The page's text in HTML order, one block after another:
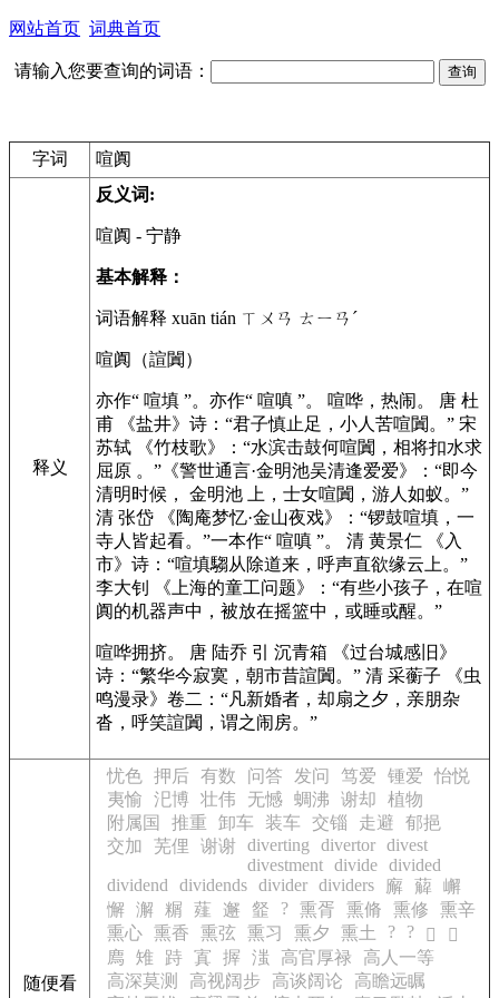
网站首页 词典首页
请输入您要查询的词语：
字词 喧阗
释义
反义词:
喧阗 - 宁静
基本解释：
词语解释 xuān tián ㄒㄨㄢ ㄊㄧㄢˊ
喧阗（諠闐）
亦作“ 喧填 ”。亦作“ 喧嗔 ”。 喧哗，热闹。 唐 杜
甫 《盐井》诗：“君子慎止足，小人苦喧闐。” 宋
苏轼 《竹枝歌》：“水滨击鼓何喧闐，相将扣水求
屈原 。”《警世通言·金明池吴清逢爱爱》：“即今
清明时候， 金明池 上，士女喧闐，游人如蚁。”
清 张岱 《陶庵梦忆·金山夜戏》：“锣鼓喧填，一
寺人皆起看。”一本作“ 喧嗔 ”。 清 黄景仁 《入
市》诗：“喧填騶从除道来，呼声直欲缘云上。”
李大钊 《上海的童工问题》：“有些小孩子，在喧
阗的机器声中，被放在摇篮中，或睡或醒。”
喧哗拥挤。 唐 陆乔 引 沉青箱 《过台城感旧》
诗：“繁华今寂寞，朝市昔諠闐。” 清 采蘅子 《虫
鸣漫录》卷二：“凡新婚者，却扇之夕，亲朋杂
沓，呼笑諠闐，谓之闹房。”
随便看
忧色 押后 有数 问答 发问 笃爱 锺爱
怡悦
夷愉
汜博 壮伟 无憾 蜩沸 谢却
植物
附属国
推重 卸车 装车 交锱 走避
郁挹
交加
芜俚 谢谢 diverting divertor divest
divestment divide divided
dividend
dividends divider dividers 廨 薢
嶰
懈
澥 糏 薤 邂 韰 ? 熏胥 熏脩 熏修
熏辛
熏心 熏香 熏弦 熏习 熏夕 熏土 ? ? 𥿮
𦭮
廌
雉 跱 寘 搱 滍 高官厚禄
高人一等
高深莫测
高视阔步 高谈阔论
高瞻远瞩